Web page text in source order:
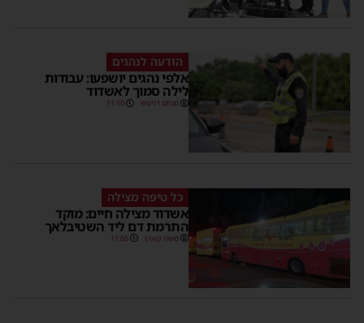
הודעה לנהגים
אלפי נהגים יושפעו: עבודות
לילה סמוך לאשדוד
מנחם דויטש 11:10
כל טיפה מצילה
אשדוד מצילה חיים: מוקד
התרמת דם ליד השטיבלאך
משה קאהן 11:05